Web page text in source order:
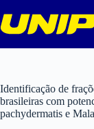
para
o
Identificação de
brasileiras com
pachydermatis e